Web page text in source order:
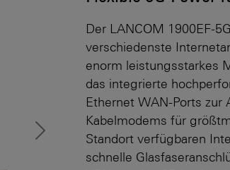
Next
Der LANCOM 1900EF-
verschiedenste
enorm leistungs­starkes
das integrierte
Ethernet WAN-Ports zur
Kabelmodems für
Standort verfügbaren
schnelle